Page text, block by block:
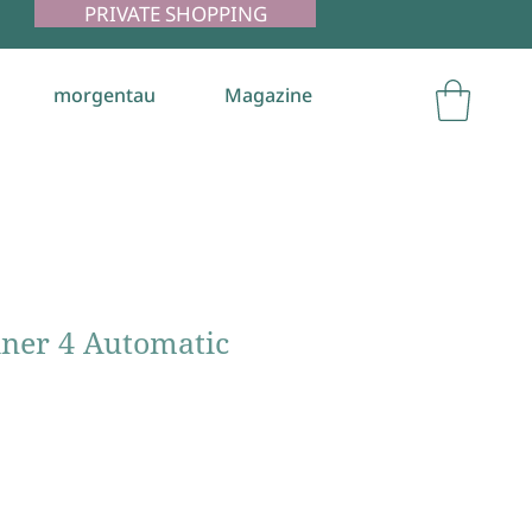
PRIVATE SHOPPING
morgentau Magazine
4 Automatic